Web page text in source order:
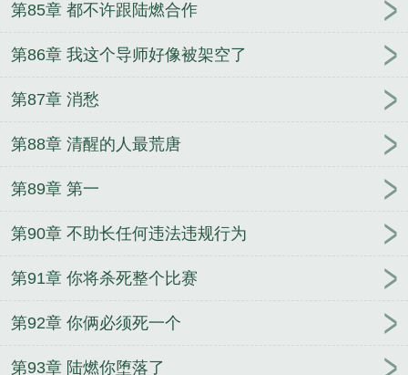
第85章 都不许跟陆燃合作
第86章 我这个导师好像被架空了
第87章 消愁
第88章 清醒的人最荒唐
第89章 第一
第90章 不助长任何违法违规行为
第91章 你将杀死整个比赛
第92章 你俩必须死一个
第93章 陆燃你堕落了